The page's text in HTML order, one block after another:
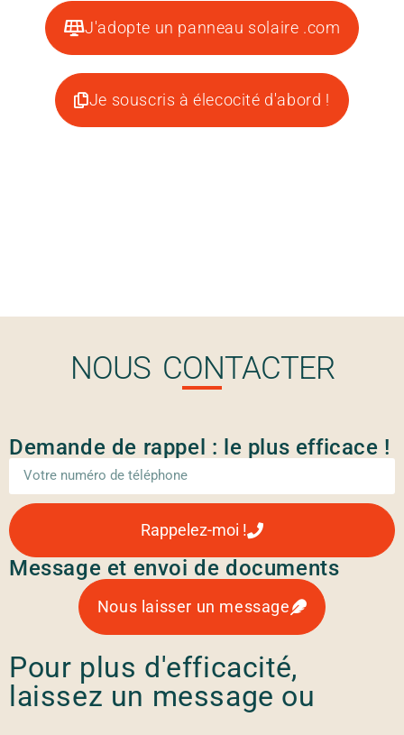
J'adopte un panneau solaire .com
Je souscris à élecocité d'abord !
NOUS CONTACTER
Demande de rappel : le plus efficace !
Rappelez-moi !
Message et envoi de documents
Nous laisser un message
Pour plus d'efficacité,
laissez un message ou